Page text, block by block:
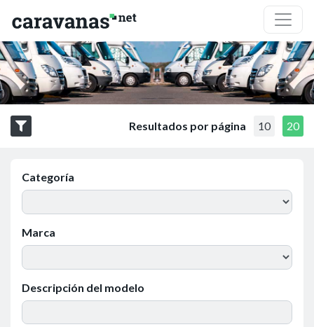
Resultados por página 10 20
Categoría
Marca
Descripción del modelo